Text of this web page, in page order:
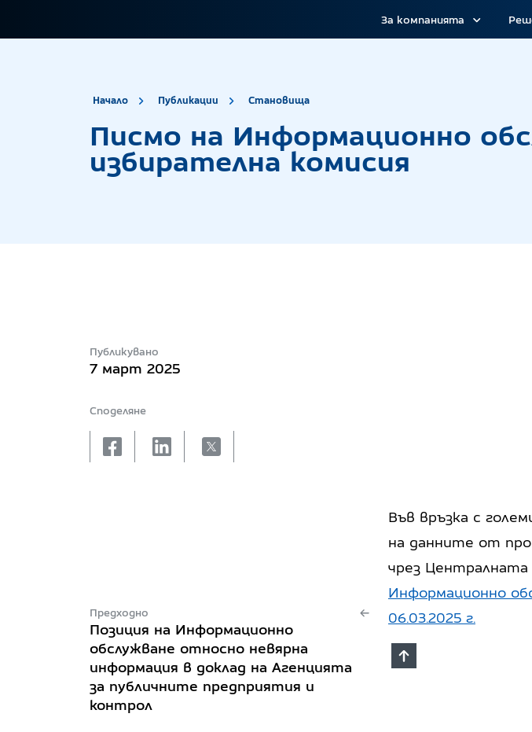
За компанията
Начало Публикации Становища
Писмо на Информационно
избирателна комисия
Публикувано
7 март 2025
Споделяне
facebooklinkedinX
Предходно
Позиция на Информационно
обслужване относно невярна
информация в доклад на Агенцията
за публичните предприятия и
контрол
Във връзка с
на данните от
чрез Централната
Информационно
06.03.2025 г.